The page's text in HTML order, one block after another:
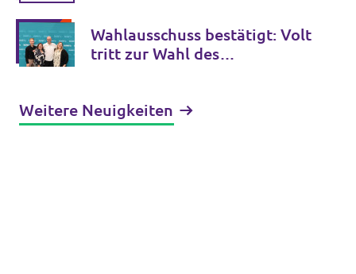
sofort aufgeklärt werden
Wahlausschuss bestätigt: Volt
tritt zur Wahl des
Weitere Neuigkeiten